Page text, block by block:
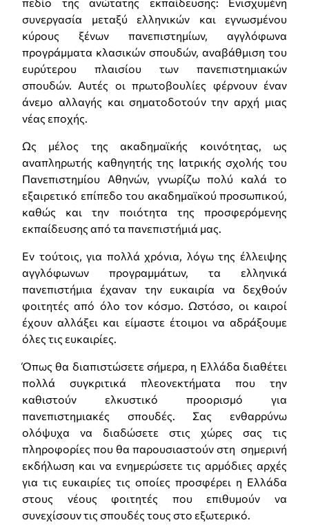
συνεργασία μεταξύ ελληνικών και εγνωσμένου
κύρους ξένων πανεπιστημίων, αγγλόφωνα
προγράμματα κλασικών σπουδών, αναβάθμιση του
ευρύτερου πλαισίου των πανεπιστημιακών
σπουδών. Αυτές οι πρωτοβουλίες φέρνουν έναν
άνεμο αλλαγής και σηματοδοτούν την αρχή μιας
νέας εποχής.
Ως μέλος της ακαδημαϊκής κοινότητας, ως
αναπληρωτής καθηγητής της Ιατρικής σχολής του
Πανεπιστημίου Αθηνών, γνωρίζω πολύ καλά το
εξαιρετικό επίπεδο του ακαδημαϊκού προσωπικού,
καθώς και την ποιότητα της προσφερόμενης
εκπαίδευσης από τα πανεπιστήμιά μας.
Εν τούτοις, για πολλά χρόνια, λόγω της έλλειψης
αγγλόφωνων προγραμμάτων, τα ελληνικά
πανεπιστήμια έχαναν την ευκαιρία να δεχθούν
φοιτητές από όλο τον κόσμο. Ωστόσο, οι καιροί
έχουν αλλάξει και είμαστε έτοιμοι να αδράξουμε
όλες τις ευκαιρίες.
Όπως θα διαπιστώσετε σήμερα, η Ελλάδα διαθέτει
πολλά συγκριτικά πλεονεκτήματα που την
καθιστούν ελκυστικό προορισμό για
πανεπιστημιακές σπουδές. Σας ενθαρρύνω
ολόψυχα να διαδώσετε στις χώρες σας τις
πληροφορίες που θα παρουσιαστούν στη σημερινή
εκδήλωση και να ενημερώσετε τις αρμόδιες αρχές
για τις ευκαιρίες τις οποίες προσφέρει η Ελλάδα
στους νέους φοιτητές που επιθυμούν να
συνεχίσουν τις σπουδές τους στο εξωτερικό.